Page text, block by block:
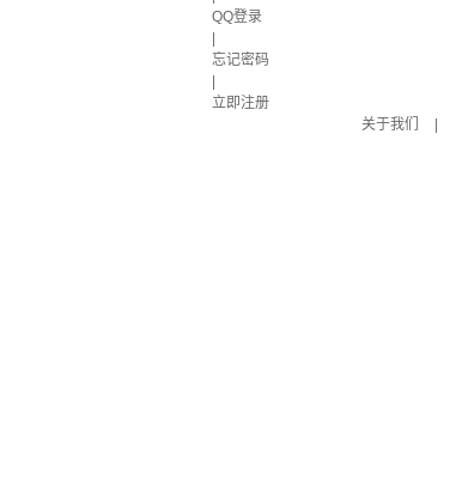
QQ登录
忘记密码
立即注册
关于我们